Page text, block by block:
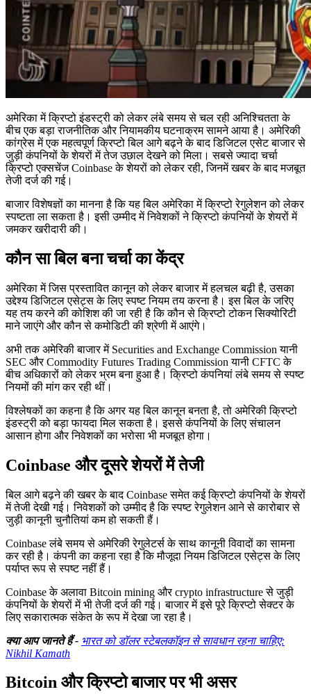
अमेरिका में क्रिप्टो इंडस्ट्री को लेकर लंबे समय से चल रही अनिश्चितता के
बीच एक बड़ा राजनीतिक और नियामकीय घटनाक्रम सामने आया है। अमेरिकी
कांग्रेस में एक महत्वपूर्ण क्रिप्टो बिल आगे बढ़ने के बाद डिजिटल एसेट बाजार से
जुड़ी कंपनियों के शेयरों में तेज उछाल देखने को मिला। सबसे ज्यादा चर्चा
क्रिप्टो एक्सचेंज Coinbase के शेयरों को लेकर रही, जिनमें खबर के बाद मजबूत
तेजी दर्ज की गई।
बाजार विशेषज्ञों का मानना है कि यह बिल अमेरिका में क्रिप्टो रेगुलेशन को लेकर
स्पष्टता ला सकता है। इसी उम्मीद में निवेशकों ने क्रिप्टो कंपनियों के शेयरों में
जमकर खरीदारी की।
कौन सा बिल बना चर्चा का केंद्र
अमेरिका में जिस प्रस्तावित कानून को लेकर बाजार में हलचल बढ़ी है, उसका
उद्देश्य डिजिटल एसेट्स के लिए स्पष्ट नियम तय करना है। इस बिल के जरिए
यह तय करने की कोशिश की जा रही है कि कौन से क्रिप्टो टोकन सिक्योरिटी
माने जाएंगे और कौन से कमोडिटी की श्रेणी में आएंगे।
अभी तक अमेरिकी बाजार में Securities and Exchange Commission यानी
SEC और Commodity Futures Trading Commission यानी CFTC के
बीच अधिकारों को लेकर भ्रम बना हुआ है। क्रिप्टो कंपनियां लंबे समय से स्पष्ट
नियमों की मांग कर रही थीं।
विश्लेषकों का कहना है कि अगर यह बिल कानून बनता है, तो अमेरिकी क्रिप्टो
इंडस्ट्री को बड़ा फायदा मिल सकता है। इससे कंपनियों के लिए संचालन
आसान होगा और निवेशकों का भरोसा भी मजबूत होगा।
Coinbase और दूसरे शेयरों में तेजी
बिल आगे बढ़ने की खबर के बाद Coinbase समेत कई क्रिप्टो कंपनियों के शेयरों
में तेजी देखी गई। निवेशकों को उम्मीद है कि स्पष्ट रेगुलेशन आने से कारोबार से
जुड़ी कानूनी चुनौतियां कम हो सकती हैं।
Coinbase लंबे समय से अमेरिकी रेगुलेटर्स के साथ कानूनी विवादों का सामना
कर रही है। कंपनी का कहना रहा है कि मौजूदा नियम डिजिटल एसेट्स के लिए
पर्याप्त रूप से स्पष्ट नहीं हैं।
Coinbase के अलावा Bitcoin mining और crypto infrastructure से जुड़ी
कंपनियों के शेयरों में भी तेजी दर्ज की गई। बाजार में इसे पूरे क्रिप्टो सेक्टर के
लिए सकारात्मक संकेत के रूप में देखा जा रहा है।
क्या आप जानते हैं - भारत को डॉलर स्टेबलकॉइन से सावधान रहना चाहिए:
Nikhil Kamath
Bitcoin और क्रिप्टो बाजार पर भी असर